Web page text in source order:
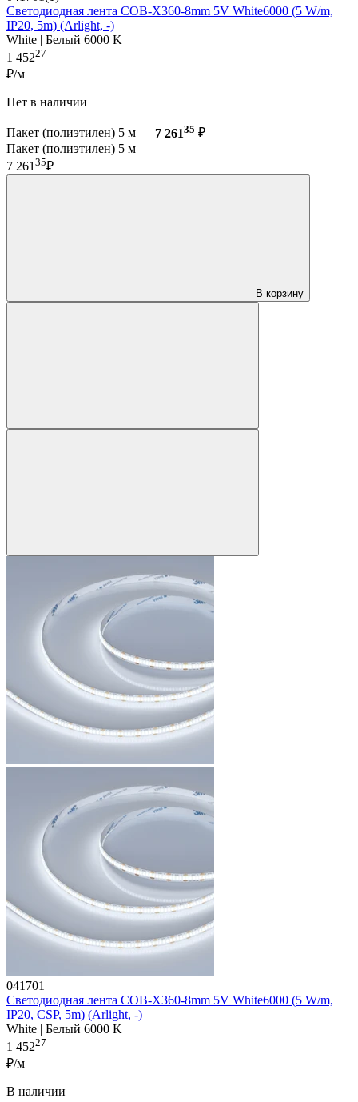
Светодиодная лента COB-X360-8mm 5V White6000 (5 W/m,
IP20, 5m) (Arlight, -)
White | Белый 6000 K
1 45227
₽/м
Нет в наличии
Пакет (полиэтилен) 5 м — 7 26135 ₽
Пакет (полиэтилен) 5 м
7 261 35₽
В корзину
041701
Светодиодная лента COB-X360-8mm 5V White6000 (5 W/m,
IP20, CSP, 5m) (Arlight, -)
White | Белый 6000 K
1 45227
₽/м
В наличии